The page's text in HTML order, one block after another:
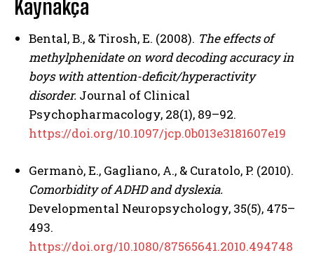
Kaynakça
Bental, B., & Tirosh, E. (2008). The effects of
methylphenidate on word decoding accuracy in
boys with attention-deficit/hyperactivity
disorder. Journal of Clinical
Psychopharmacology, 28(1), 89–92.
https://doi.org/10.1097/jcp.0b013e3181607e19
Germanò, E., Gagliano, A., & Curatolo, P. (2010).
Comorbidity of ADHD and dyslexia.
Developmental Neuropsychology, 35(5), 475–
493.
https://doi.org/10.1080/87565641.2010.494748